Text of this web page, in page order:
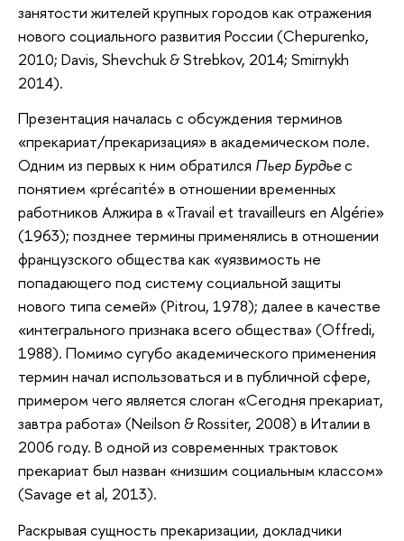
занятости жителей крупных городов как отражения
нового социального развития России (Chepurenko,
2010; Davis, Shevchuk & Strebkov, 2014; Smirnykh
2014).
Презентация началась с обсуждения терминов
«прекариат/прекаризация» в академическом поле.
Одним из первых к ним обратился Пьер Бурдьес
понятием «précarité» в отношении временных
работников Алжира в «Travail et travailleurs en Algérie»
(1963); позднее термины применялись в отношении
французского общества как «уязвимость не
попадающего под систему социальной защиты
нового типа семей» (Pitrou, 1978); далее в качестве
«интегрального признака всего общества» (Offredi,
1988). Помимо сугубо академического применения
термин начал использоваться и в публичной сфере,
примером чего является слоган «Сегодня прекариат,
завтра работа» (Neilson & Rossiter, 2008) в Италии в
2006 году. В одной из современных трактовок
прекариат был назван «низшим социальным классом»
(Savage et al, 2013).
Раскрывая сущность прекаризации, докладчики